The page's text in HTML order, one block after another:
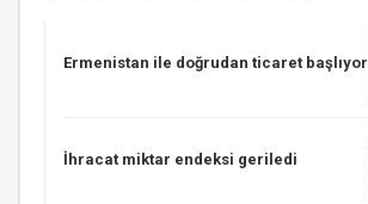
Ermenistan ile doğrudan ticaret başlıyor
İhracat miktar endeksi geriledi